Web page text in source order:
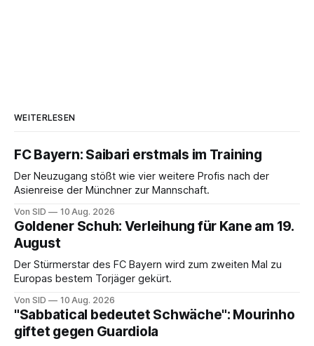
WEITERLESEN
FC Bayern: Saibari erstmals im Training
Der Neuzugang stößt wie vier weitere Profis nach der
Asienreise der Münchner zur Mannschaft.
Von SID 10 Aug. 2026
Goldener Schuh: Verleihung für Kane am 19.
August
Der Stürmerstar des FC Bayern wird zum zweiten Mal zu
Europas bestem Torjäger gekürt.
Von SID 10 Aug. 2026
"Sabbatical bedeutet Schwäche": Mourinho
giftet gegen Guardiola